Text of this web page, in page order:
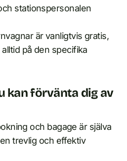
stationspersonalen
är vanligtvis gratis,
på den specifika
kan förvänta dig av
och bagage är själva
trevlig och effektiv